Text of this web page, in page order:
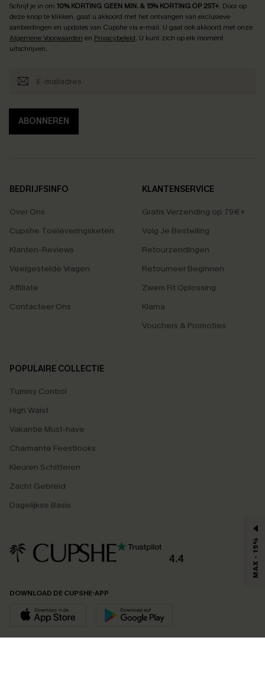
Schrijf je in om 10% KORTING GEEN MIN. & 15% KORTING OP 2ST+. Door op
deze knop te klikken, gaat u akkoord met het ontvangen van exclusieve
aanbiedingen en updates van Cupshe via e-mail. U gaat ook akkoord met onze
Algemene Voorwaarden en Privacybeleid. U kunt zich op elk moment
uitschrijven.
ABONNEREN
BEDRIJFSINFO
Over Ons
Cupshe Toeleveringsketen
Klanten-Reviews
Veelgestelde Vragen
Affiliate
Contacteer Ons
KLANTENSERVICE
Gratis Verzending op 79€+
Volg Je Bestelling
Retourzendingen
Retourneer Beginnen
Zwem Fit Oplossing
Klarna
Vouchers & Promoties
POPULAIRE COLLECTIE
Tummy Control
High Waist
Vakantie Must-have
Charmante Feestlooks
Kleuren Schitteren
Zacht Gebreid
Dagelijkse Basis
4.4
DOWNLOAD DE CUPSHE-APP
MAX - 15%